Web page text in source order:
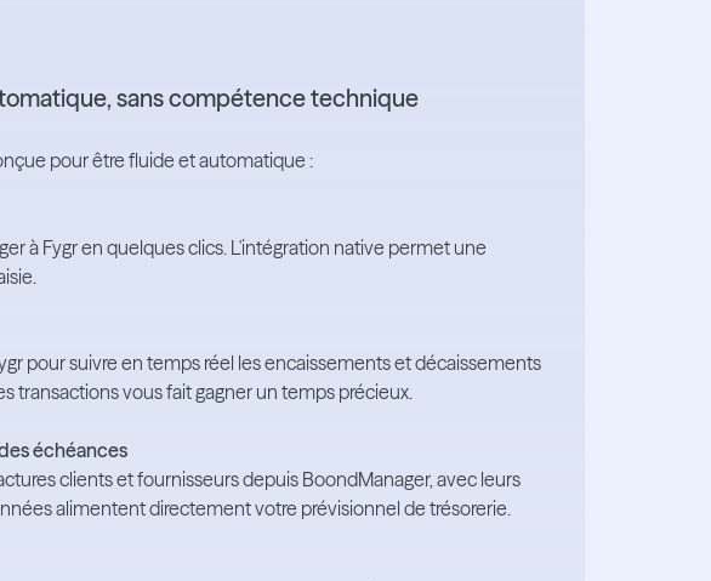
sans compétence technique
pour être fluide et automatique :
à Fygr en quelques clics. L'intégration native permet une
pour suivre en temps réel les encaissements et décaissements
transactions vous fait gagner un temps précieux.
échéances
clients et fournisseurs depuis BoondManager, avec leurs
alimentent directement votre prévisionnel de trésorerie.